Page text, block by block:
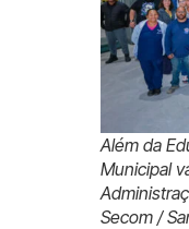
Além da
Municipal
Secom /